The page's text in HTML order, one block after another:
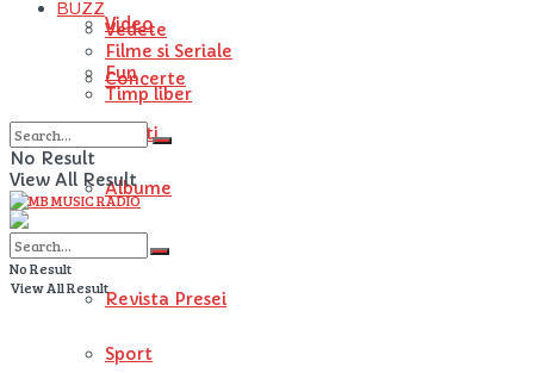
Video
Concerte
Artisti
Albume
STIRI
Revista Presei
Sport
BUZZ
Vedete
Filme si Seriale
Fun
Timp liber
No Result
View All Result
No Result
View All Result